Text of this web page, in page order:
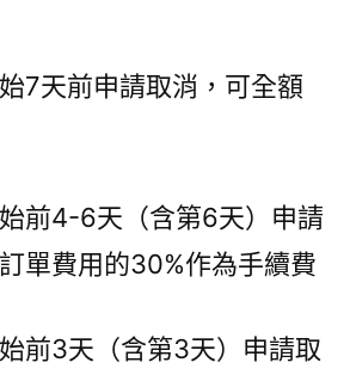
7天前申請取消，可全額
前4-6天（含第6天）申請
單費用的30%作為手續費
前3天（含第3天）申請取